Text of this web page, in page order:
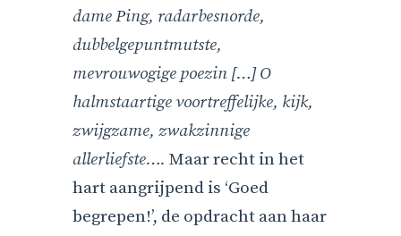
dame Ping, radarbesnorde,
dubbelgepuntmutste,
mevrouwogige poezin […] O
halmstaartige voortreffelijke, kijk,
zwijgzame, zwakzinnige
allerliefste…. Maar recht in het
hart aangrijpend is ‘Goed
begrepen!’, de opdracht aan haar